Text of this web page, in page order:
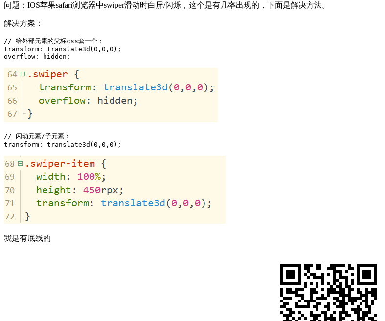
问题：IOS苹果safari浏览器中swiper滑动时白屏/闪烁，这个是有几率出现的，下面是解决方法。
解决方案：
// 给外部元素的父标css套一个：
transform: translate3d(0,0,0);
overflow: hidden;
// 闪动元素/子元素：
transform: translate3d(0,0,0);
我是有底线的